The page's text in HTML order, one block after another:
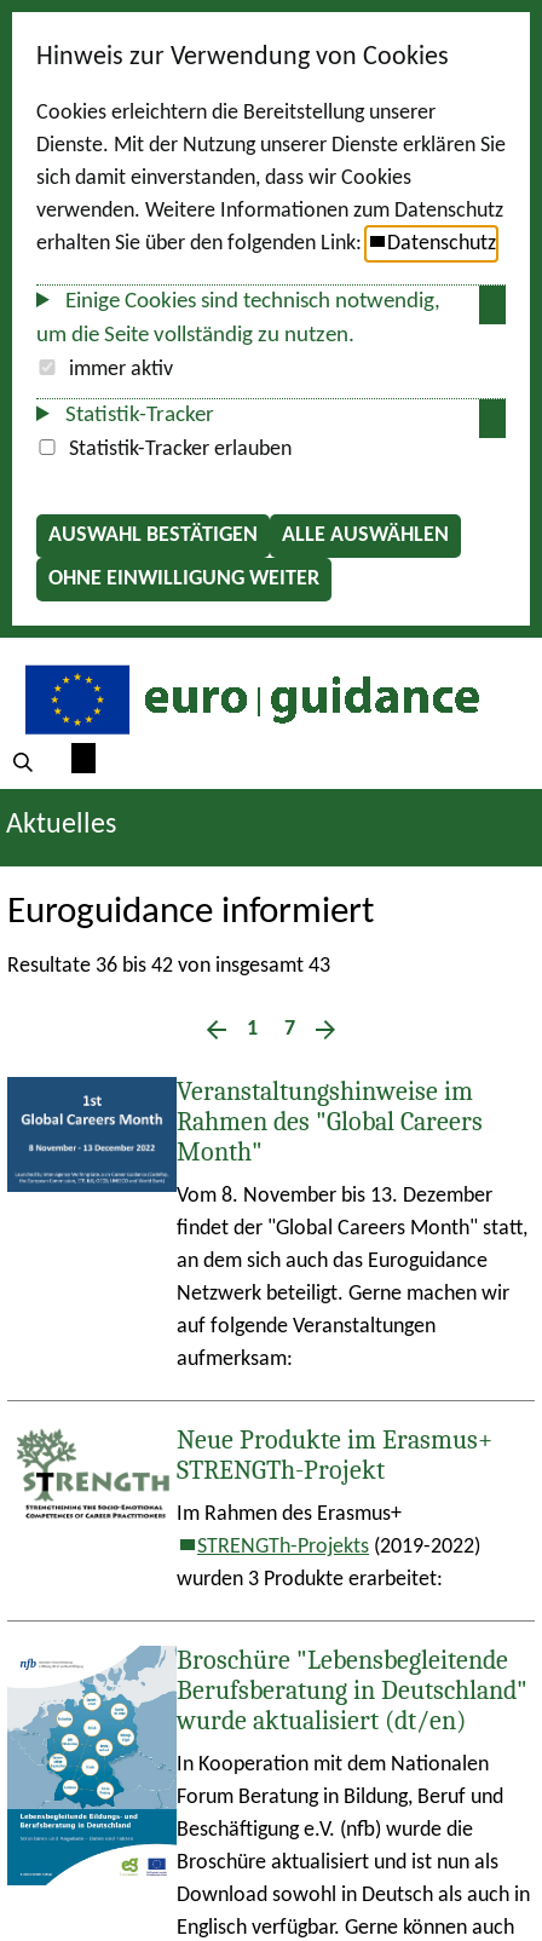
Hinweis zur Verwendung von Cookies
Cookies erleichtern die Bereitstellung unserer
Dienste. Mit der Nutzung unserer Dienste erklären Sie
sich damit einverstanden, dass wir Cookies
verwenden. Weitere Informationen zum Datenschutz
erhalten Sie über den folgenden Link:
Datenschutz
Einige Cookies sind technisch notwendig,
um die Seite vollständig zu nutzen.
immer aktiv
Statistik-Tracker
Statistik-Tracker erlauben
AUSWAHL BESTÄTIGEN
ALLE AUSWÄHLEN
OHNE EINWILLIGUNG WEITER
Aktuelles
Euroguidance informiert
Resultate 36 bis 42 von insgesamt 43
1 7
Veranstaltungshinweise im
Rahmen des "Global Careers
Month"
Vom 8. November bis 13. Dezember
findet der "Global Careers Month" statt,
an dem sich auch das Euroguidance
Netzwerk beteiligt. Gerne machen wir
auf folgende Veranstaltungen
aufmerksam:
Neue Produkte im Erasmus+
STRENGTh-Projekt
Im Rahmen des Erasmus+
STRENGTh-Projekts (2019-2022)
wurden 3 Produkte erarbeitet:
Broschüre "Lebensbegleitende
Berufsberatung in Deutschland"
wurde aktualisiert (dt/en)
In Kooperation mit dem Nationalen
Forum Beratung in Bildung, Beruf und
Beschäftigung e.V. (nfb) wurde die
Broschüre aktualisiert und ist nun als
Download sowohl in Deutsch als auch in
Englisch verfügbar. Gerne können auch